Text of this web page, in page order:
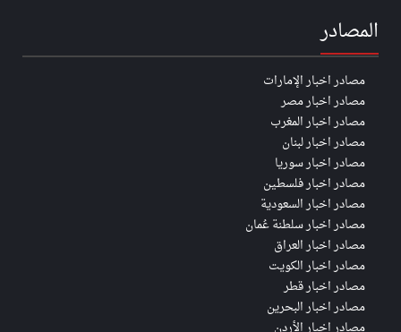
المصادر
مصادر اخبار الإمارات
مصادر اخبار مصر
مصادر اخبار المغرب
مصادر اخبار لبنان
مصادر اخبار سوريا
مصادر اخبار فلسطين
مصادر اخبار السعودية
مصادر اخبار سلطنة عُمان
مصادر اخبار العراق
مصادر اخبار الكويت
مصادر اخبار قطر
مصادر اخبار البحرين